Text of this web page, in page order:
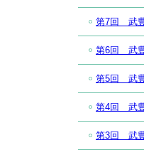
第7回 武
第6回 武
第5回 武
第4回 武
第3回 武